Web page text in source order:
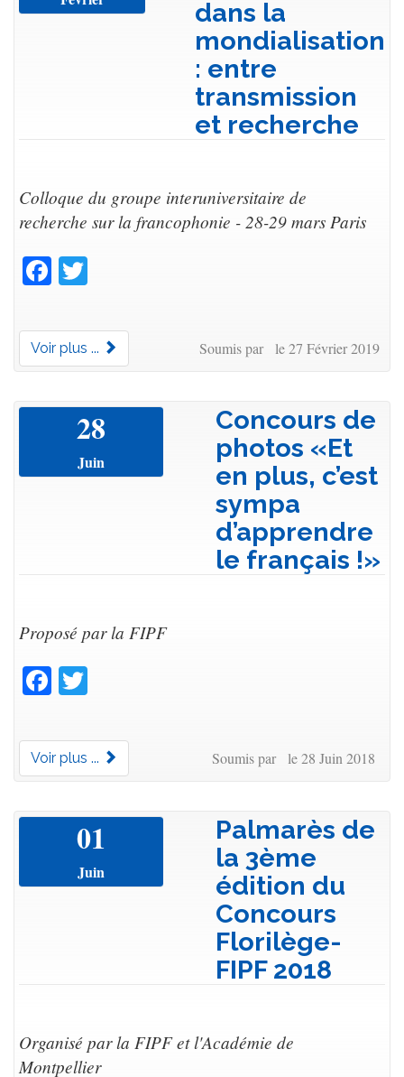
dans la
mondialisation
: entre
transmission
et recherche
Colloque du groupe interuniversitaire de
recherche sur la francophonie - 28-29 mars Paris
Facebook
Voir plus ... Soumis par le 27 Février 2019
28
Juin
Concours de
photos «Et
en plus, c’est
sympa
d’apprendre
le français !»
Proposé par la FIPF
Facebook
Voir plus ... Soumis par le 28 Juin 2018
01
Juin
Palmarès de
la 3ème
édition du
Concours
Florilège-
FIPF 2018
Organisé par la FIPF et l'Académie de
Montpellier